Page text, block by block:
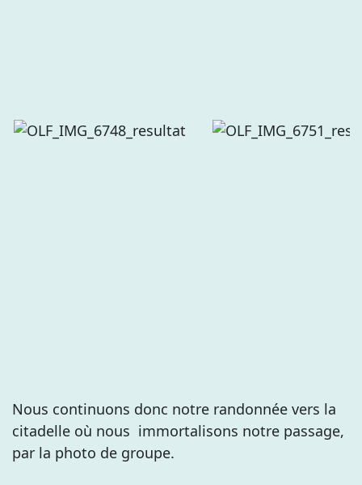
Nous continuons donc notre randonnée vers la
citadelle où nous immortalisons notre passage,
par la photo de groupe.